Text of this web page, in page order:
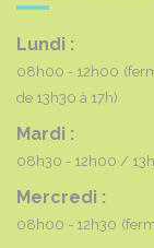
Lundi :
08h00 - 12h00
de 13h30 à 17h)
Mardi :
08h30 - 12h00
Mercredi :
08h00 - 12h30